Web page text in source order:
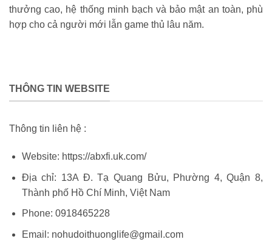
thưởng cao, hệ thống minh bạch và bảo mật an toàn, phù
hợp cho cả người mới lẫn game thủ lâu năm.
THÔNG TIN WEBSITE
Thông tin liên hệ :
Website: https://abxfi.uk.com/
Địa chỉ: 13A Đ. Tạ Quang Bửu, Phường 4, Quận 8,
Thành phố Hồ Chí Minh, Việt Nam
Phone: 0918465228
Email: nohudoithuonglife@gmail.com